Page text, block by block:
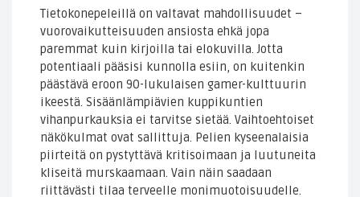
Tietokonepeleillä on valtavat mahdollisuudet –
vuorovaikutteisuuden ansiosta ehkä jopa
paremmat kuin kirjoilla tai elokuvilla. Jotta
potentiaali pääsisi kunnolla esiin, on kuitenkin
päästävä eroon 90-lukulaisen gamer-kulttuurin
ikeestä. Sisäänlämpiävien kuppikuntien
vihanpurkauksia ei tarvitse sietää. Vaihtoehtoiset
näkökulmat ovat sallittuja. Pelien kyseenalaisia
piirteitä on pystyttävä kritisoimaan ja luutuneita
kliseitä murskaamaan. Vain näin saadaan
riittävästi tilaa terveelle monimuotoisuudelle.